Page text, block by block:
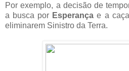
Por exemplo, a decisão de
a busca por Esperança e a
eliminarem Sinistro da Terra.